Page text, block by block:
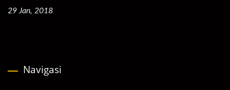
29 Jan, 2018
Navigasi